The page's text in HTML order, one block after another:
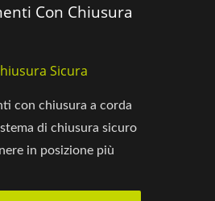
Con Chiusura
Sicura
con chiusura a corda
di chiusura sicuro
in posizione più